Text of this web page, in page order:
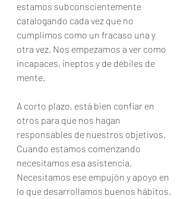
estamos subconscientemente
catalogando cada vez que no
cumplimos como un fracaso una y
otra vez. Nos empezamos a ver como
incapaces, ineptos y de débiles de
mente.
A corto plazo, está bien confiar en
otros para que nos hagan
responsables de nuestros objetivos.
Cuando estamos comenzando
necesitamos esa asistencia.
Necesitamos ese empujón y apoyo en
lo que desarrollamos buenos hábitos.